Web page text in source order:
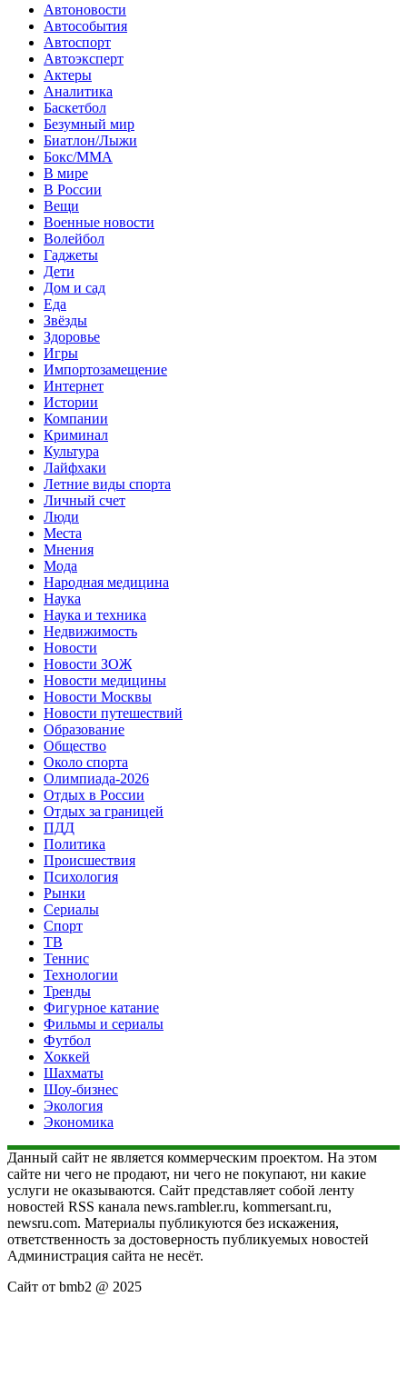
Автоновости
Автособытия
Автоспорт
Автоэксперт
Актеры
Аналитика
Баскетбол
Безумный мир
Биатлон/Лыжи
Бокс/MMA
В мире
В России
Вещи
Военные новости
Волейбол
Гаджеты
Дети
Дом и сад
Еда
Звёзды
Здоровье
Игры
Импортозамещение
Интернет
Истории
Компании
Криминал
Культура
Лайфхаки
Летние виды спорта
Личный счет
Люди
Места
Мнения
Мода
Народная медицина
Наука
Наука и техника
Недвижимость
Новости
Новости ЗОЖ
Новости медицины
Новости Москвы
Новости путешествий
Образование
Общество
Около спорта
Олимпиада-2026
Отдых в России
Отдых за границей
ПДД
Политика
Происшествия
Психология
Рынки
Сериалы
Спорт
ТВ
Теннис
Технологии
Тренды
Фигурное катание
Фильмы и сериалы
Футбол
Хоккей
Шахматы
Шоу-бизнес
Экология
Экономика
Данный сайт не является коммерческим проектом. На этом
сайте ни чего не продают, ни чего не покупают, ни какие
услуги не оказываются. Сайт представляет собой ленту
новостей RSS канала news.rambler.ru, kommersant.ru,
newsru.com. Материалы публикуются без искажения,
ответственность за достоверность публикуемых новостей
Администрация сайта не несёт.
Сайт от bmb2 @ 2025